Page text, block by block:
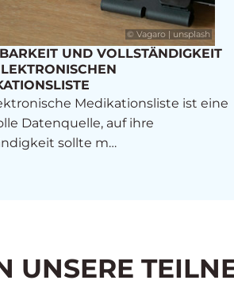
© Vagaro | unsplash
UND VOLLSTÄNDIGKEIT
Medikationsliste ist eine
Datenquelle, auf ihre
sollte m…
UNSERE